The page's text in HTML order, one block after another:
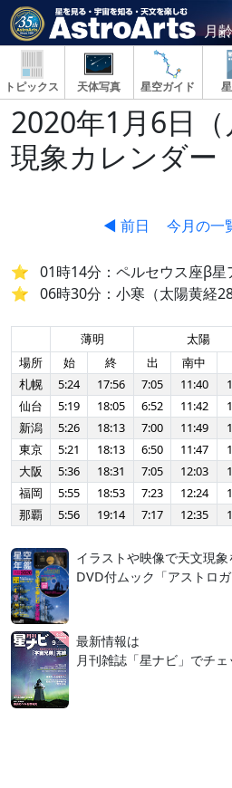
月
トピックス 天体写真 星空ガイド
2020年1月6日
現象カレンダー
◀ 前日 今月の一
01時14分：ペルセウス座β星
06時30分：小寒（太陽黄経
薄明 太陽
場所
始 終 出 南中
札幌
5:24 17:56 7:05 11:40
仙台
5:19 18:05 6:52 11:42
新潟
5:26 18:13 7:00 11:49
東京
5:21 18:13 6:50 11:47
大阪
5:36 18:31 7:05 12:03
福岡
5:55 18:53 7:23 12:24
那覇
5:56 19:14 7:17 12:35
イラストや映像で天文現象
DVD付ムック「アストロガ
最新情報は
月刊雑誌「星ナビ」でチェ